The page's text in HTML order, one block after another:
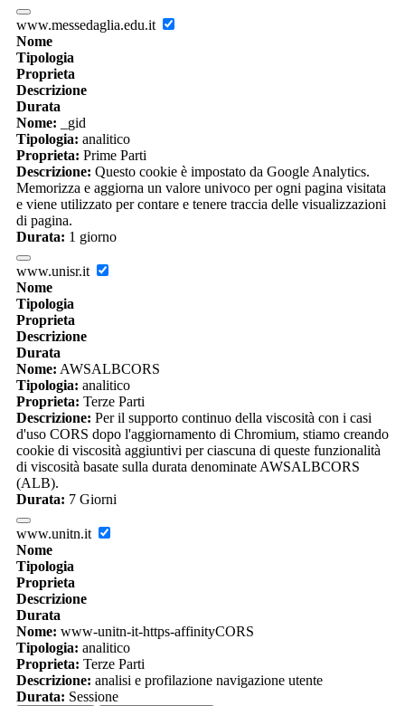
www.messedaglia.edu.it
Nome
Tipologia
Proprieta
Descrizione
Durata
Nome: _gid
Tipologia: analitico
Proprieta: Prime Parti
Descrizione: Questo cookie è impostato da Google Analytics.
Memorizza e aggiorna un valore univoco per ogni pagina visitata
e viene utilizzato per contare e tenere traccia delle visualizzazioni
di pagina.
Durata: 1 giorno
www.unisr.it
Nome
Tipologia
Proprieta
Descrizione
Durata
Nome: AWSALBCORS
Tipologia: analitico
Proprieta: Terze Parti
Descrizione: Per il supporto continuo della viscosità con i casi
d'uso CORS dopo l'aggiornamento di Chromium, stiamo creando
cookie di viscosità aggiuntivi per ciascuna di queste funzionalità
di viscosità basate sulla durata denominate AWSALBCORS
(ALB).
Durata: 7 Giorni
www.unitn.it
Nome
Tipologia
Proprieta
Descrizione
Durata
Nome: www-unitn-it-https-affinityCORS
Tipologia: analitico
Proprieta: Terze Parti
Descrizione: analisi e profilazione navigazione utente
Durata: Sessione